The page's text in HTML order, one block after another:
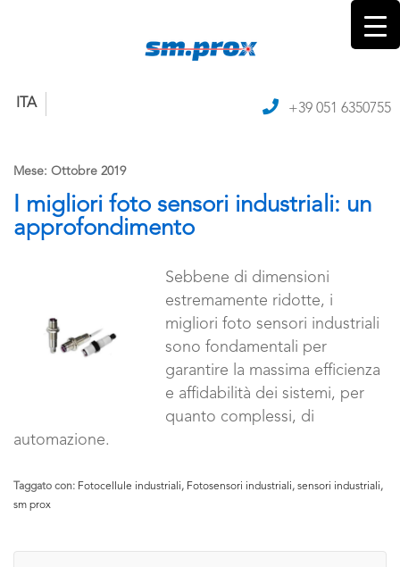
+39 051 6350755
ITA
Mese: Ottobre 2019
I migliori foto sensori industriali: un
approfondimento
Sebbene di dimensioni
estremamente ridotte, i
migliori foto sensori industriali
sono fondamentali per
garantire la massima efficienza
e affidabilità dei sistemi, per
quanto complessi, di
automazione.
Taggato con: Fotocellule industriali, Fotosensori industriali, sensori industriali,
sm prox